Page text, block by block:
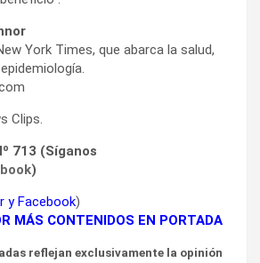
York Times, que abarca la salud,
Clips.
713 (Síganos
)
yFacebook)
MÁS CONTENIDOS EN PORTADA
reflejan exclusivamente la opinión